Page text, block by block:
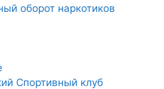
оборот наркотиков
Спортивный клуб